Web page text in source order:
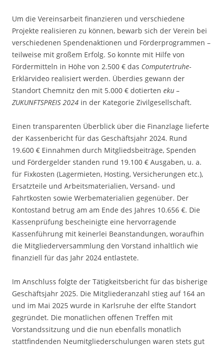
Um die Vereinsarbeit finanzieren und verschiedene
Projekte realisieren zu können, bewarb sich der Verein bei
verschiedenen Spendenaktionen und Förderprogrammen –
teilweise mit großem Erfolg. So konnte mit Hilfe von
Fördermitteln in Höhe von 2.500 € das Computertruhe-
Erklärvideo realisiert werden. Überdies gewann der
Standort Chemnitz den mit 5.000 € dotierten eku –
ZUKUNFTSPREIS 2024 in der Kategorie Zivilgesellschaft.
Einen transparenten Überblick über die Finanzlage lieferte
der Kassenbericht für das Geschäftsjahr 2024. Rund
19.600 € Einnahmen durch Mitgliedsbeiträge, Spenden
und Fördergelder standen rund 19.100 € Ausgaben, u. a.
für Fixkosten (Lagermieten, Hosting, Versicherungen etc.),
Ersatzteile und Arbeitsmaterialien, Versand- und
Fahrtkosten sowie Werbematerialien gegenüber. Der
Kontostand betrug am am Ende des Jahres 10.656 €. Die
Kassenprüfung bescheinigte eine hervorragende
Kassenführung mit keinerlei Beanstandungen, woraufhin
die Mitgliederversammlung den Vorstand inhaltlich wie
finanziell für das Jahr 2024 entlastete.
Im Anschluss folgte der Tätigkeitsbericht für das bisherige
Geschäftsjahr 2025. Die Mitgliederanzahl stieg auf 164 an
und im Mai 2025 wurde in Karlsruhe der elfte Standort
gegründet. Die monatlichen offenen Treffen mit
Vorstandssitzung und die nun ebenfalls monatlich
stattfindenden Neumitgliederschulungen waren stets gut